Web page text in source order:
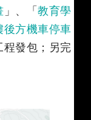
」、「教育學
後方機車停車
程發包；另完